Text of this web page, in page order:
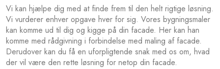
Vi kan hjælpe dig med at finde frem til den helt rigtige løsning.
Vi vurderer enhver opgave hver for sig. Vores bygningsmaler
kan komme ud til dig og kigge på din facade. Her kan han
komme med rådgivning i forbindelse med maling af facade.
Derudover kan du få en uforpligtende snak med os om, hvad
der vil være den rette løsning for netop din facade.